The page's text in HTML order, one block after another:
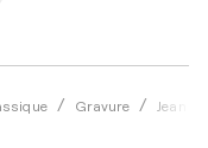
Gravure Jean